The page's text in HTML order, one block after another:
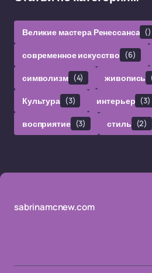
Великие мастера Ренессанса ()
современное искусство (6)
символизм (4) живопись
Культура (3) интерьер (3)
восприятие (3) стиль (2)
sabrinamcnew.com